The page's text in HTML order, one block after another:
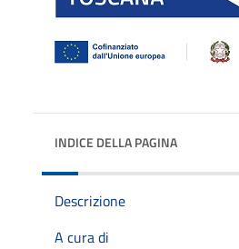
INDICE DELLA PAGINA
Descrizione
A cura di